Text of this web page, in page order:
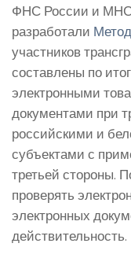
ФНС России и МНС
разработали
участников
составлены по
электронными
документами при
российскими и
субъектами с
третьей стороны.
проверять
электронных
действительность.